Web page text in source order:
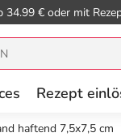
34.99 € oder mit
Rezept
haftend 7,5x7,5 cm